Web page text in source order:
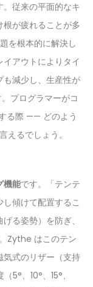
従来の平面的なキ
が疲れることが多
を根本的に解決し
アウトによりタイ
も減少し、生産性が
プログラマーがコ
る際 —— どのよう
えるでしょう。
機能です。「テンテ
傾けて配置するこ
る姿勢）を防ぎ、
Zythe はこのテン
気式のリザー（支持
5°、10°、15°、